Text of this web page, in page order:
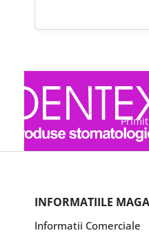
INFORMATIILE
Informatii Comerciale